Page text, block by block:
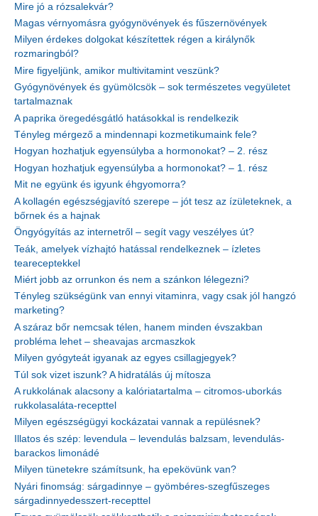
Mire jó a rózsalekvár?
Magas vérnyomásra gyógynövények és fűszernövények
Milyen érdekes dolgokat készítettek régen a királynők
rozmaringból?
Mire figyeljünk, amikor multivitamint veszünk?
Gyógynövények és gyümölcsök – sok természetes vegyületet
tartalmaznak
A paprika öregedésgátló hatásokkal is rendelkezik
Tényleg mérgező a mindennapi kozmetikumaink fele?
Hogyan hozhatjuk egyensúlyba a hormonokat? – 2. rész
Hogyan hozhatjuk egyensúlyba a hormonokat? – 1. rész
Mit ne együnk és igyunk éhgyomorra?
A kollagén egészségjavító szerepe – jót tesz az ízületeknek, a
bőrnek és a hajnak
Öngyógyítás az internetről – segít vagy veszélyes út?
Teák, amelyek vízhajtó hatással rendelkeznek – ízletes
teareceptekkel
Miért jobb az orrunkon és nem a szánkon lélegezni?
Tényleg szükségünk van ennyi vitaminra, vagy csak jól hangzó
marketing?
A száraz bőr nemcsak télen, hanem minden évszakban
probléma lehet – sheavajas arcmaszkok
Milyen gyógyteát igyanak az egyes csillagjegyek?
Túl sok vizet iszunk? A hidratálás új mítosza
A rukkolának alacsony a kalóriatartalma – citromos-uborkás
rukkolasaláta-recepttel
Milyen egészségügyi kockázatai vannak a repülésnek?
Illatos és szép: levendula – levendulás balzsam, levendulás-
barackos limonádé
Milyen tünetekre számítsunk, ha epekövünk van?
Nyári finomság: sárgadinnye – gyömbéres-szegfűszeges
sárgadinnyedesszert-recepttel